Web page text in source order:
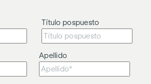
Título pospuesto
Apellido